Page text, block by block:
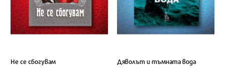
Не се сбогувам Дяволът и тъмната вода